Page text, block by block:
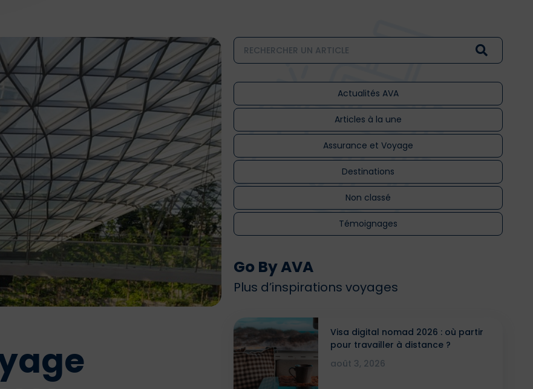
Actualités AVA
Articles à la une
Assurance et Voyage
Destinations
Non classé
Témoignages
Go By AVA
Plus d’inspirations voyages
Visa digital nomad 2026 : où partir
pour travailler à distance ?
août 3, 2026